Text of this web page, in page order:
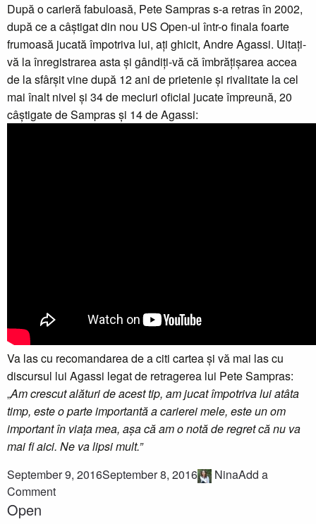
După o carieră fabuloasă, Pete Sampras s-a retras în 2002,
după ce a câștigat din nou US Open-ul într-o finala foarte
frumoasă jucată împotriva lui, ați ghicit, Andre Agassi. Uitați-
vă la înregistrarea asta și gândiți-vă că îmbrățișarea accea
de la sfârșit vine după 12 ani de prietenie și rivalitate la cel
mai înalt nivel și 34 de meciuri oficial jucate împreună, 20
câștigate de Sampras și 14 de Agassi:
Va las cu recomandarea de a citi cartea și vă mai las cu
discursul lui Agassi legat de retragerea lui Pete Sampras:
„Am crescut alături de acest tip, am jucat împotriva lui atâta
timp, este o parte importantă a carierei mele, este un om
important în viața mea, așa că am o notă de regret că nu va
mai fi aici. Ne va lipsi mult.”
September 9, 2016September 8, 2016 NinaAdd a
Comment
Open